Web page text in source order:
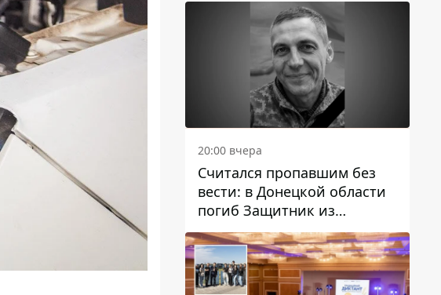
20:00 вчера
Считался пропавшим без
вести: в Донецкой области
погиб Защитник из
Каменского Антон
Красовский